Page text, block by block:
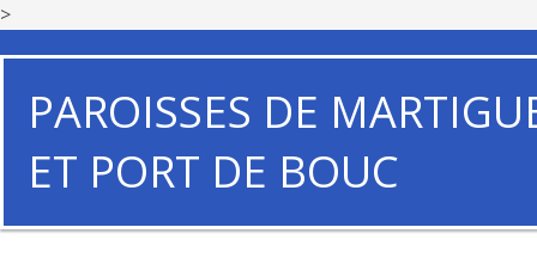
>
PAROISSES DE
ET PORT DE BOUC